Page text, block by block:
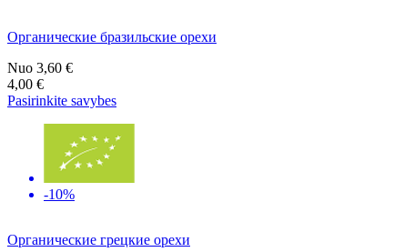
Органические бразильские орехи
Nuo 3,60 €
4,00 €
Pasirinkite savybes
-10%
Органические грецкие орехи